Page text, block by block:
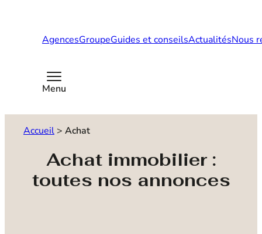
AgencesGroupeGuides et conseilsActualitésNous
Menu
Accueil > Achat
Achat immobilier :
toutes nos annonces